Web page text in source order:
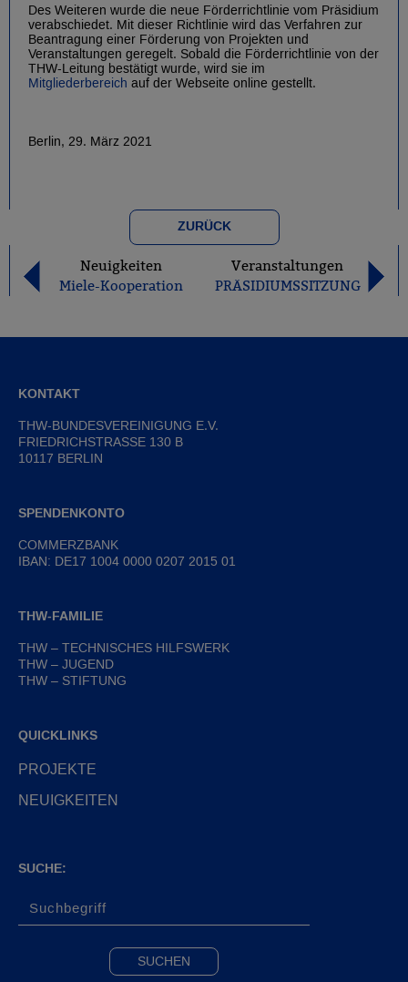
Des Weiteren wurde die neue Förderrichtlinie vom Präsidium
verabschiedet. Mit dieser Richtlinie wird das Verfahren zur
Beantragung einer Förderung von Projekten und
Veranstaltungen geregelt. Sobald die Förderrichtlinie von der
THW-Leitung bestätigt wurde, wird sie im
Mitgliederbereich auf der Webseite online gestellt.
Berlin, 29. März 2021
ZURÜCK
Neuigkeiten
Miele-Kooperation
Veranstaltungen
PRÄSIDIUMSSITZUNG
KONTAKT
THW-BUNDESVEREINIGUNG E.V.
FRIEDRICHSTRASSE 130 B
10117 BERLIN
SPENDENKONTO
COMMERZBANK
IBAN: DE17 1004 0000 0207 2015 01
THW-FAMILIE
THW – TECHNISCHES HILFSWERK
THW – JUGEND
THW – STIFTUNG
QUICKLINKS
PROJEKTE
NEUIGKEITEN
SUCHE: